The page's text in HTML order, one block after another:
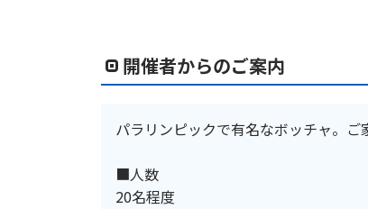
開催者からのご案内
パラリンピックで有名なボッチャ。ご
■人数
20名程度